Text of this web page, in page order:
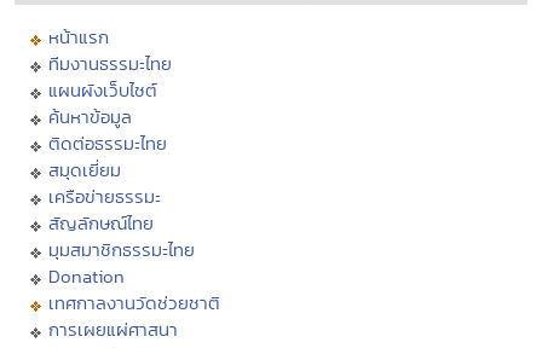
หน้าแรก
ทีมงานธรรมะไทย
แผนผังเว็บไซต์
ค้นหาข้อมูล
ติดต่อธรรมะไทย
สมุดเยี่ยม
เครือข่ายธรรมะ
สัญลักษณ์ไทย
มุมสมาชิกธรรมะไทย
Donation
เทศกาลงานวัดช่วยชาติ
การเผยแผ่ศาสนา